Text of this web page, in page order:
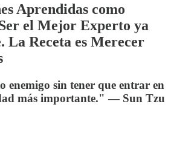
Aprendidas como
el Mejor Experto ya
La Receta es Merecer
enemigo sin tener que entrar en
más importante." — Sun Tzu